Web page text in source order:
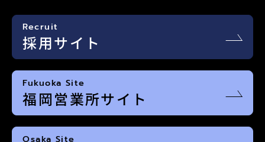
Recruit
採用サイト
Fukuoka Site
福岡営業所サイト
Osaka Site